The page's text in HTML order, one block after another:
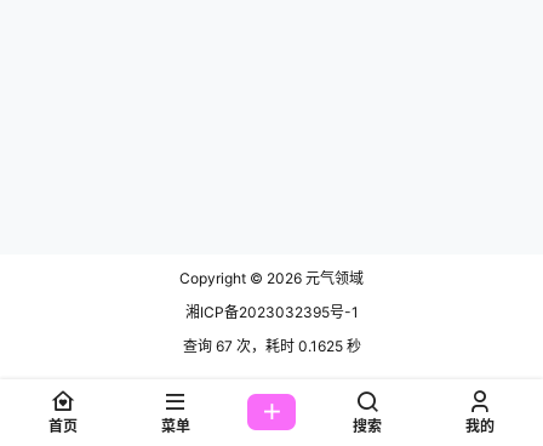
Copyright © 2026 元气领域
湘ICP备2023032395号-1
查询 67 次，耗时 0.1625 秒
首页 菜单 搜索 我的